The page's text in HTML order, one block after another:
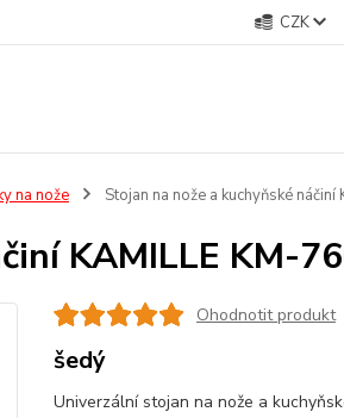
CZK
na nože Stojan na nože a kuchyňské
KAMILLE KM-
Ohodnotit produkt
šedý
Univerzální stojan na nože a